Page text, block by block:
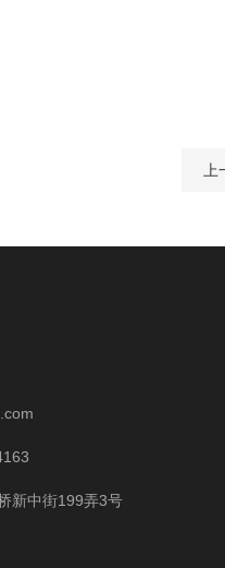
新中街199弄3号